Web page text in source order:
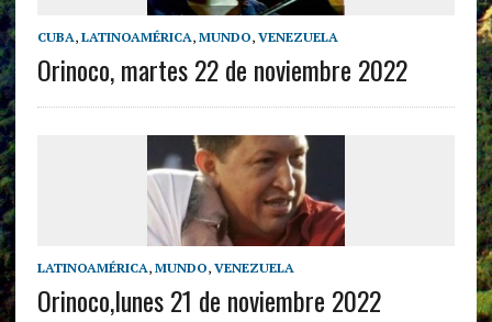
CUBA, LATINOAMÉRICA, MUNDO, VENEZUELA
Orinoco, martes 22 de noviembre 2022
LATINOAMÉRICA, MUNDO, VENEZUELA
Orinoco,lunes 21 de noviembre 2022